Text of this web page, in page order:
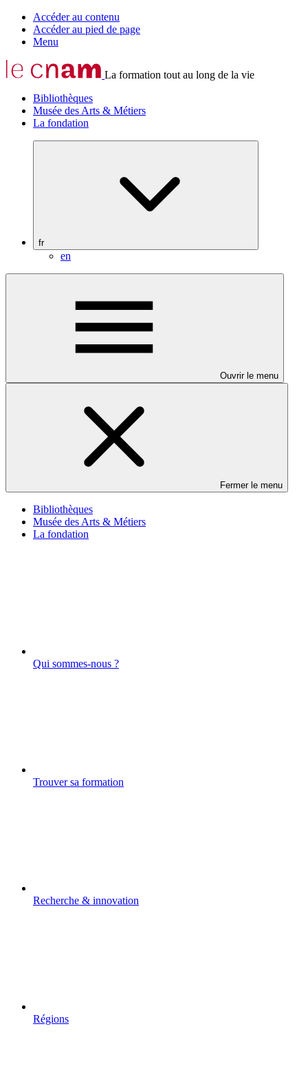
Accéder au contenu
Accéder au pied de page
Menu
La formation tout au long de la vie
Bibliothèques
Musée des Arts & Métiers
La fondation
fr
en
Ouvrir le menu
Fermer le menu
Bibliothèques
Musée des Arts & Métiers
La fondation
Qui sommes-nous ?
Trouver sa formation
Recherche & innovation
Régions